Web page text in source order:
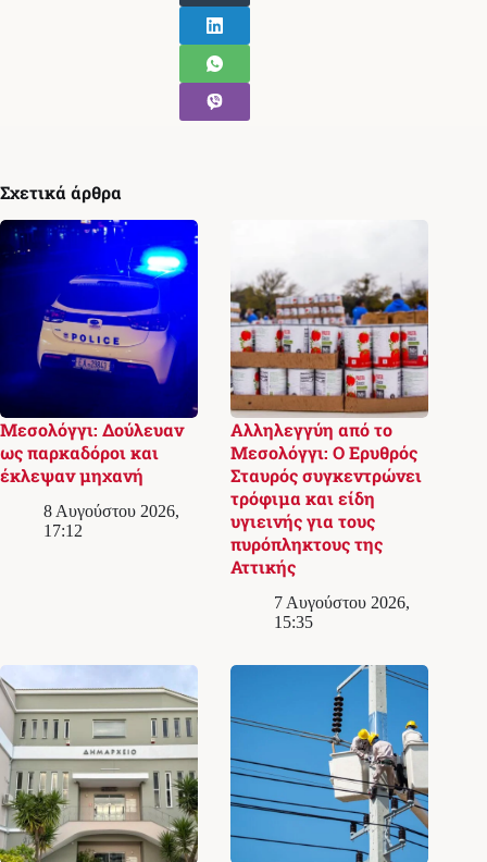
Σχετικά άρθρα
Μεσολόγγι: Δούλευαν
ως παρκαδόροι και
έκλεψαν μηχανή
8 Αυγούστου 2026,
17:12
Αλληλεγγύη από το
Μεσολόγγι: Ο Ερυθρός
Σταυρός συγκεντρώνει
τρόφιμα και είδη
υγιεινής για τους
πυρόπληκτους της
Αττικής
7 Αυγούστου 2026,
15:35